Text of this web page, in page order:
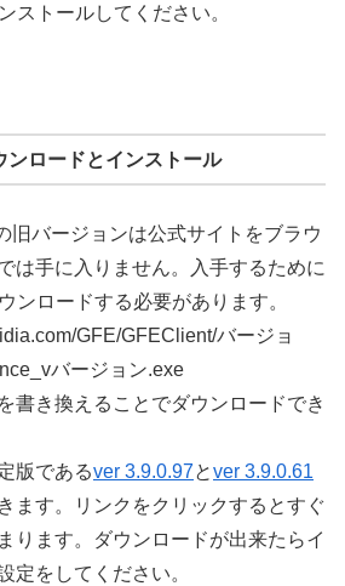
ストールしてください。
ンロードとインストール
旧バージョンは公式サイトをブラウ
は手に入りません。入手するために
ンロードする必要があります。
GFE/GFEClient/バージョ
バージョン.exe
書き換えることでダウンロードでき
版であるver 3.9.0.97とver 3.9.0.61
ます。リンクをクリックするとすぐ
ります。ダウンロードが出来たらイ
定をしてください。